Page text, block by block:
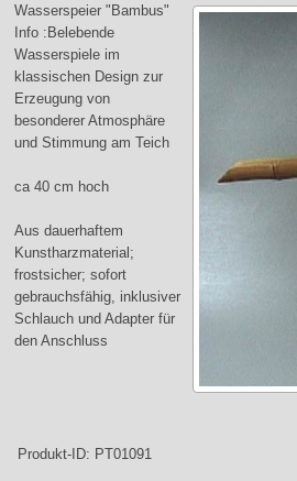
Wasserspeier "Bambus"
Info :Belebende
Wasserspiele im
klassischen Design zur
Erzeugung von
besonderer Atmosphäre
und Stimmung am Teich
ca 40 cm hoch
Aus dauerhaftem
Kunstharzmaterial;
frostsicher; sofort
gebrauchsfähig, inklusiver
Schlauch und Adapter für
den Anschluss
Produkt-ID: PT01091